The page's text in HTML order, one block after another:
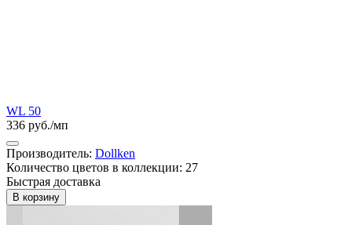
WL 50
336 руб./мп
Производитель: Dollken
Количество цветов в коллекции: 27
Быстрая доставка
В корзину